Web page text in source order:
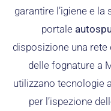
garantire l’igiene e la
portale
disposizione una
delle fognature a
utilizzano tecnologie
per l’ispezione